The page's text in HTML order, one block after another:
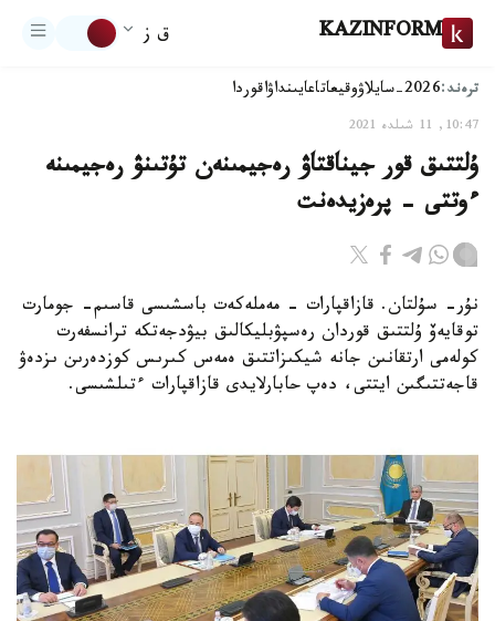
KAZINFORM ق ز
ترەند:2026-سايلاۋ وقيعاتاعايىنداۋاقوردا
10:47, 11 شىلدە 2021
ۇلتتىق قور جيناقتاۋ رەجيمىنەن تۇتىنۋ رەجيمىنە
ءوتتى - پرەزيدەنت
نۇر- سۇلتان. قازاقپارات - مەملەكەت باسشىسى قاسىم- جومارت
توقايەۆ ۇلتتىق قوردان رەسپۋبليكالىق بيۋدجەتكە ترانسفەرت
كولەمى ارتقانىن جانە شيكىزاتتىق ەمەس كىرىس كوزدەرىن ىزدەۋ
قاجەتتىگىن ايتتى، دەپ حابارلايدى قازاقپارات ءتىلشىسى.